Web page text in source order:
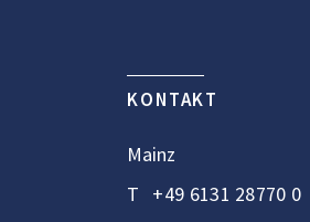
KONTAKT
Mainz
T +49 6131 28770 0